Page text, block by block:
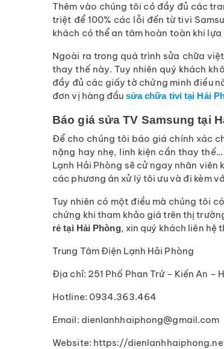
Thêm vào chúng tôi có đầy đủ các
triệt để 100% các lỗi đến từ tivi
khách có thể an tâm hoàn toàn khi
Ngoài ra trong quá trình sửa chữa
thay thế này. Tuy nhiên quý khách
đầy đủ các giấy tờ chứng minh điều
đơn vị hàng đầu sửa chữa tivi tại Hải
Báo giá sửa TV Samsung tại
Để cho chúng tôi báo giá chính xác
nặng hay nhẹ, linh kiện cần thay
Lạnh Hải Phòng sẽ cử ngay nhân
các phương án xử lý tôi ưu và đi kèm
Tuy nhiên có một điều mà chúng tôi
chứng khi tham khảo giá trên thị
rẻ tại Hải Phòng, xin quý khách liên hệ
Trung Tâm Điện Lạnh Hải Phòng
Địa chỉ: 251 Phố Phan Trứ – Kiến An –
Hotline: 0934.363.464
Email: dienlanhhaiphong@gmail.com
Website: https://